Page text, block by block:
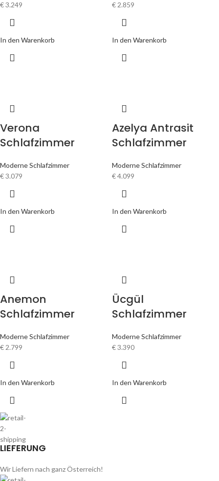
€3.249
In den Warenkorb
€2.859
In den Warenkorb
Verona
Schlafzimmer
Moderne Schlafzimmer
€3.079
In den Warenkorb
Azelya Antrasit
Schlafzimmer
Moderne Schlafzimmer
€4.099
In den Warenkorb
Anemon
Schlafzimmer
Moderne Schlafzimmer
€2.799
In den Warenkorb
Ücgül
Schlafzimmer
Moderne Schlafzimmer
€3.390
In den Warenkorb
LIEFERUNG
Wir Liefern nach ganz Österreich!